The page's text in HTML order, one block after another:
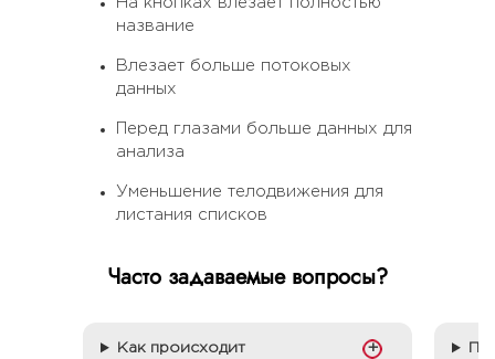
На кнопках влезает полностью
название
Влезает больше потоковых
данных
Перед глазами больше данных для
анализа
Уменьшение телодвижения для
листания списков
Часто задаваемые вопросы?
Как происходит
+